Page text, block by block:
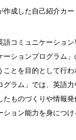
作成した自己紹介カー
コミュニケーション
ーションプログラム
ことを目的として行
グラム」では、英語
たものづくりや情報
ョン能力を身につけ